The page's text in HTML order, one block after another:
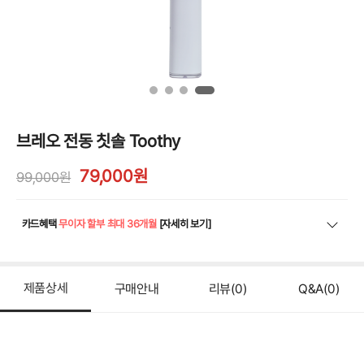
브레오 전동 칫솔 Toothy
99,000원 79,000원
카드혜택무이자 할부 최대 36개월 [자세히 보기]
제품상세 구매안내 리뷰(0) Q&A(0)